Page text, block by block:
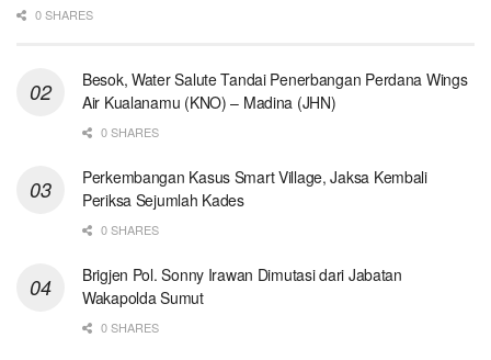
0 SHARES
Besok, Water Salute Tandai Penerbangan Perdana Wings
Air Kualanamu (KNO) – Madina (JHN)
0 SHARES
Perkembangan Kasus Smart Village, Jaksa Kembali
Periksa Sejumlah Kades
0 SHARES
Brigjen Pol. Sonny Irawan Dimutasi dari Jabatan
Wakapolda Sumut
0 SHARES